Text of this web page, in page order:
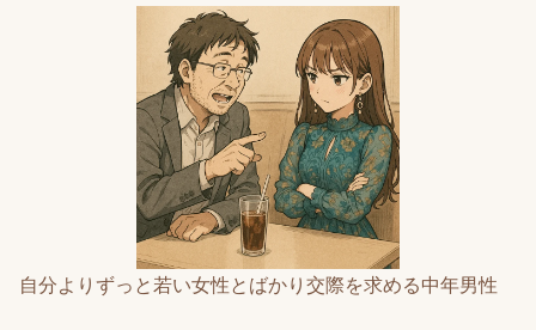
自分よりずっと若い女性とばかり交際を求める中年男性